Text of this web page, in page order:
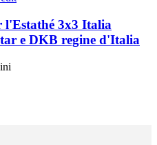
l'Estathé 3x3 Italia
e DKB regine d'Italia